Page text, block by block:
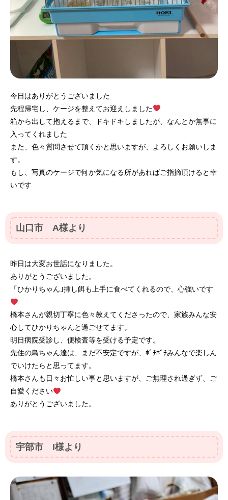
今日はありがとうございました
先程帰宅し、ケージを整えてお迎えしました
箱から出して抱えるまで、ドキドキしましたが、なんとか無事に
入ってくれました
また、色々質問させて頂くかと思いますが、よろしくお願いしま
す。
もし、写真のケージで何か気になる所があればご指摘頂けると幸
いです
山口市 A様より
昨日は大変お世話になりました。
ありがとうございました。
「ひかりちゃん｣挿し餌も上手に食べてくれるので、心強いです
橋本さんが親切丁寧に色々教えてくださったので、家族みんな安
心してひかりちゃんと過ごせてます。
明日病院受診し、便検査等を受ける予定です。
先住の鳥ちゃん達は、まだ不安定ですが、ﾎﾞﾁﾎﾞﾁみんなで楽しん
でいけたらと思ってます。
橋本さんも日々お忙しい事と思いますが、ご無理され過ぎず、ご
自愛ください
ありがとうございました。
宇部市 I様より